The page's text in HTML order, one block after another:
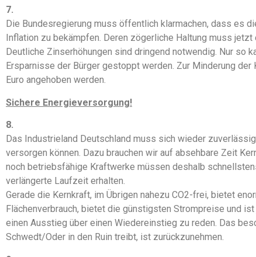
7.
Die Bundesregierung muss öffentlich klarmachen, dass es
Inflation zu bekämpfen. Deren zögerliche Haltung muss
Deutliche Zinserhöhungen sind dringend notwendig. Nur so
Ersparnisse der Bürger gestoppt werden. Zur Minderung
Euro angehoben werden.
Sichere Energieversorgung!
8.
Das Industrieland Deutschland muss sich wieder
versorgen können. Dazu brauchen wir auf absehbare Zeit
noch betriebsfähige Kraftwerke müssen deshalb
verlängerte Laufzeit erhalten.
Gerade die Kernkraft, im Übrigen nahezu CO2-frei, bietet
Flächenverbrauch, bietet die günstigsten Strompreise und
einen Ausstieg über einen Wiedereinstieg zu reden. Das
Schwedt/Oder in den Ruin treibt, ist zurückzunehmen.